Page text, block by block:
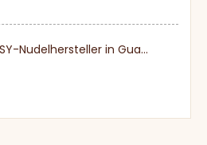
Premium-TSY-Nudelhersteller in Guangdong